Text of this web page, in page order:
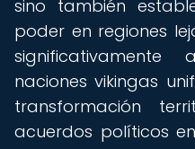
sino también
poder en regiones
naciones vikingas
transformación
acuerdos políticos